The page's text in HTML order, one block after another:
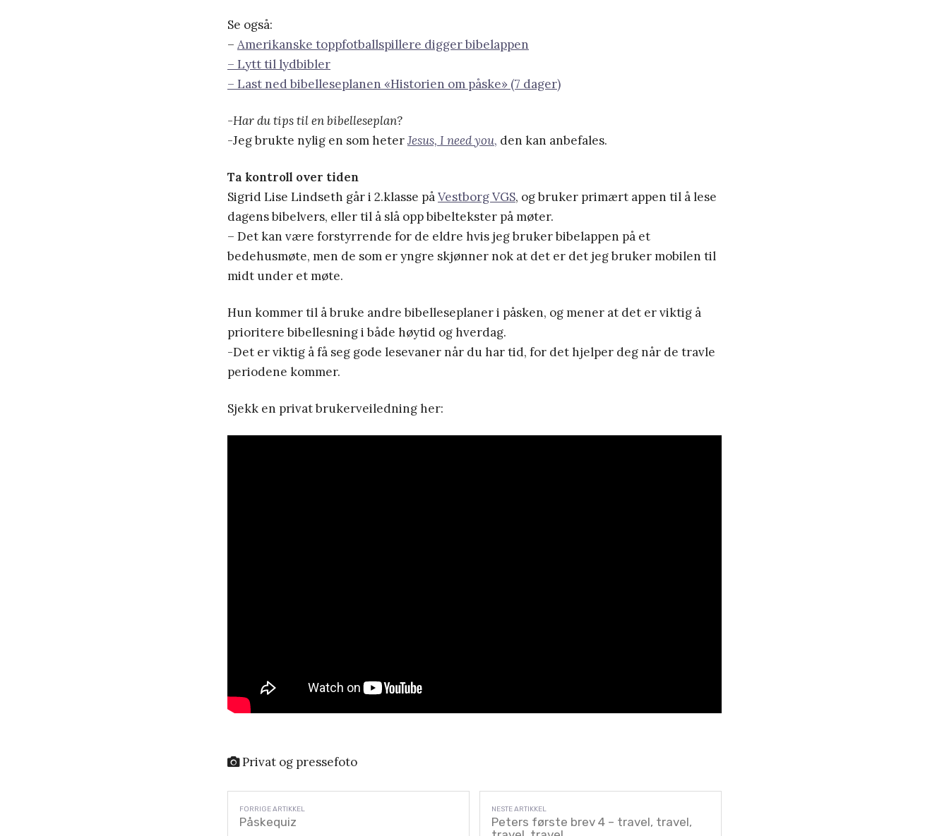
Se også:
– Amerikanske toppfotballspillere digger bibelappen
– Lytt til lydbibler
– Last ned bibelleseplanen «Historien om påske» (7 dager)
-Har du tips til en bibelleseplan?
-Jeg brukte nylig en som heterJesus, I need you, den kan anbefales.
Ta kontroll over tiden
Sigrid Lise Lindseth går i 2.klasse påVestborg VGS, og bruker primært appen til å lese
dagens bibelvers, eller til å slå opp bibeltekster på møter.
– Det kan være forstyrrende for de eldre hvis jeg bruker bibelappen på et
bedehusmøte, men de som er yngre skjønner nok at det er det jeg bruker mobilen til
midt under et møte.
Hun kommer til å bruke andre bibelleseplaner i påsken, og mener at det er viktig å
prioritere bibellesning i både høytid og hverdag.
-Det er viktig å få seg gode lesevaner når du har tid, for det hjelper deg når de travle
periodene kommer.
Sjekk en privat brukerveiledning her:
Privat og pressefoto
Påskequiz
Peters første brev 4 – travel, travel,